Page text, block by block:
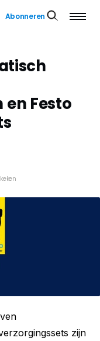
Abonneren
Festo
zijn